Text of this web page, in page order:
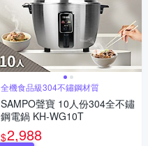
全機食品級304不鏽鋼材質
SAMPO聲寶 10人份304全不鏽
鋼電鍋 KH-WG10T
$2,988